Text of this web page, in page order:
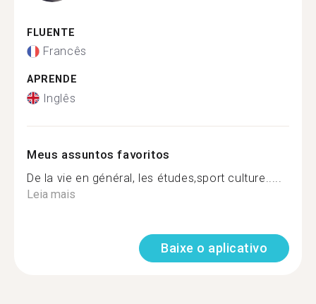
FLUENTE
Francês
APRENDE
Inglês
Meus assuntos favoritos
De la vie en général, les études,sport culture.....
Leia mais
Baixe o aplicativo